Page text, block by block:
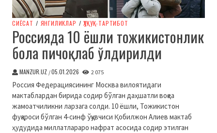
СИЁСАТ / ЯНГИЛИКЛАР / ҲУҚУҚ-ТАРТИБОТ
Россияда 10 ёшли тожикистонлик
бола пичоқлаб ўлдирилди
MANZUR.UZ /05.01.2026 2 075
Россия Федерациясининг Москва вилоятидаги
мактаблардан бирида содир бўлган даҳшатли воқеа
жамоатчиликни ларзага солди. 10 ёшли, Тожикистон
фуқароси бўлган 4-синф ўқувчиси Қобилжон Алиев мактаб
ҳудудида миллатлараро нафрат асосида содир этилган